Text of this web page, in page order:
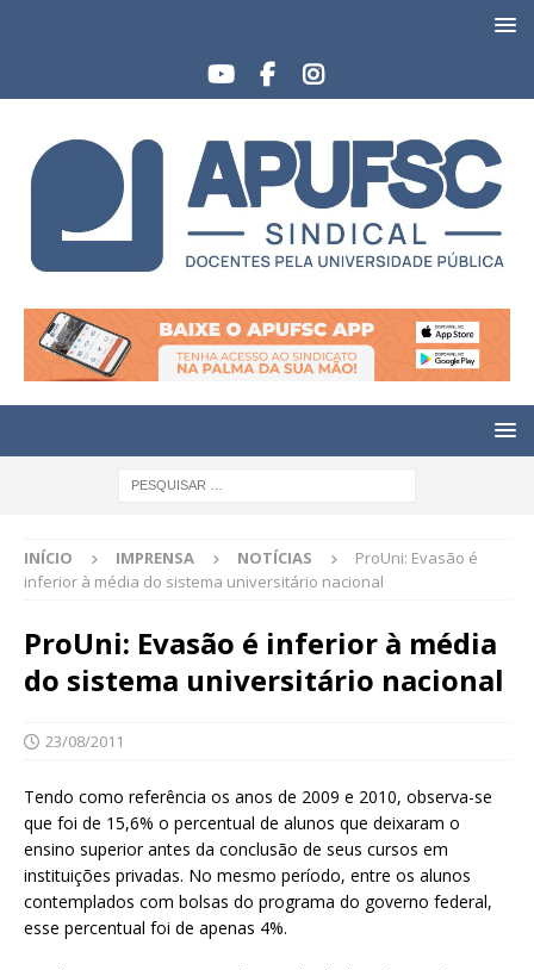
INÍCIO IMPRENSA NOTÍCIAS
ProUni: Evasão é
inferior à média do sistema universitário nacional
ProUni: Evasão é inferior à média
do sistema universitário nacional
23/08/2011
Tendo como referência os anos de 2009 e 2010, observa-se
que foi de 15,6% o percentual de alunos que deixaram o
ensino superior antes da conclusão de seus cursos em
instituições privadas. No mesmo período, entre os alunos
contemplados com bolsas do programa do governo federal,
esse percentual foi de apenas 4%.